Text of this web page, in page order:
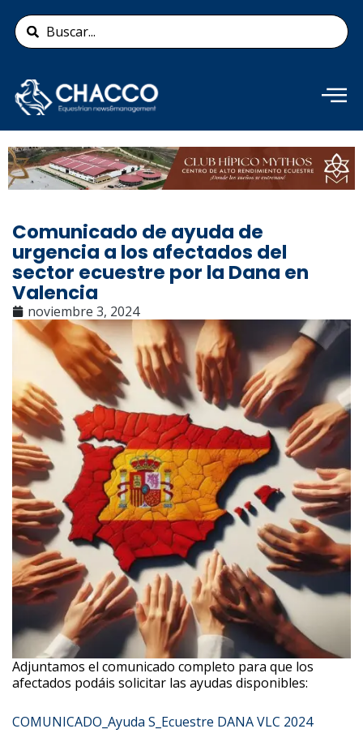
contenido
Search
...
Añade aquí tu texto de
cabecera
Comunicado de ayuda de
urgencia a los afectados del
sector ecuestre por la Dana en
Valencia
noviembre 3, 2024
Adjuntamos el comunicado completo para que los
afectados podáis solicitar las ayudas disponibles:
COMUNICADO_Ayuda S_Ecuestre DANA VLC 2024